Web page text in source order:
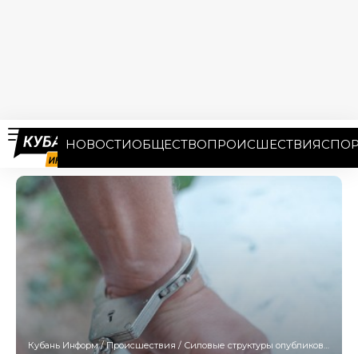
НОВОСТИОБЩЕСТВОПРОИСШЕСТВИЯ
Кубань Информ/Происшествия / Силовые структуры опубликовали видео задержания криминального авторитета на Кубани